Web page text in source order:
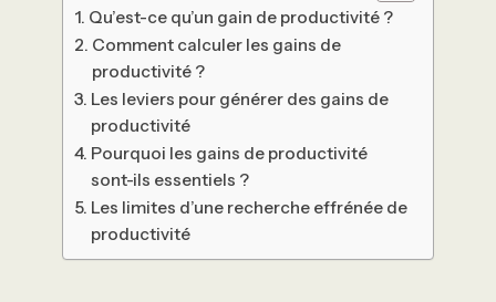
Qu’est-ce qu’un gain de productivité ?
Comment calculer les gains de
productivité ?
Les leviers pour générer des gains de
productivité
Pourquoi les gains de productivité
sont-ils essentiels ?
Les limites d’une recherche effrénée de
productivité